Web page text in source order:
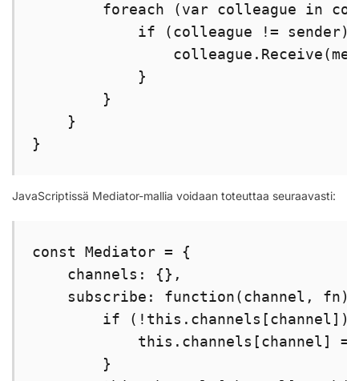
foreach (var colleague in
if (colleague != sender)
            }
        }
    }
}
JavaScriptissä Mediator-mallia voidaan toteuttaa seuraavasti:
const Mediator = {
    channels: {},
subscribe: function(channel, fn)
if (!this.channels[channel])
this.channels[channel] =
        }